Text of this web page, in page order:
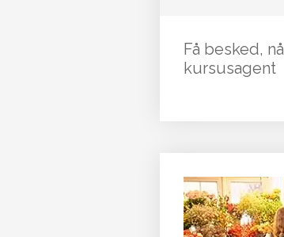
Få besked,
kursusagent